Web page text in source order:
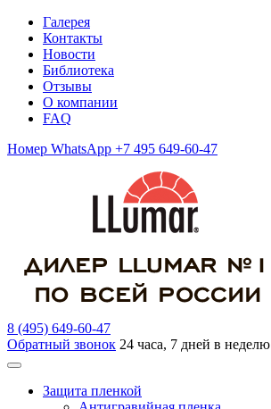
Галерея
Контакты
Новости
Библиотека
Отзывы
О компании
FAQ
Номер WhatsApp +7 495 649-60-47
8 (495) 649-60-47
Обратный звонок 24 часа, 7 дней в неделю
Защита пленкой